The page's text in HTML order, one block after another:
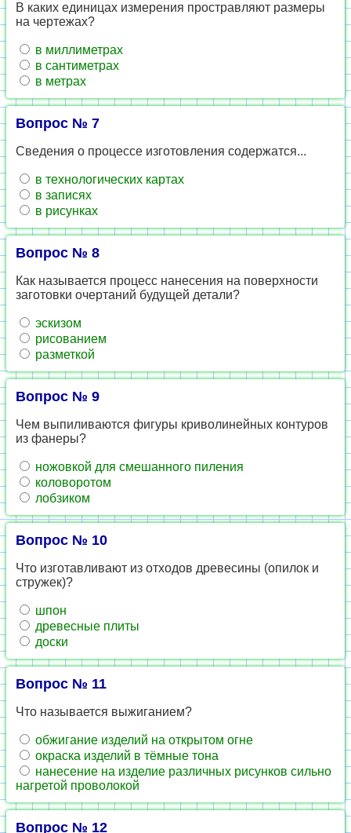
В каких единицах измерения простравляют размеры
на чертежах?
в миллиметрах
в сантиметрах
в метрах
Вопрос № 7
Сведения о процессе изготовления содержатся...
в технологических картах
в записях
в рисунках
Вопрос № 8
Как называется процесс нанесения на поверхности
заготовки очертаний будущей детали?
эскизом
рисованием
разметкой
Вопрос № 9
Чем выпиливаются фигуры криволинейных контуров
из фанеры?
ножовкой для смешанного пиления
коловоротом
лобзиком
Вопрос № 10
Что изготавливают из отходов древесины (опилок и
стружек)?
шпон
древесные плиты
доски
Вопрос № 11
Что называется выжиганием?
обжигание изделий на открытом огне
окраска изделий в тёмные тона
нанесение на изделие различных рисунков сильно
нагретой проволокой
Вопрос № 12